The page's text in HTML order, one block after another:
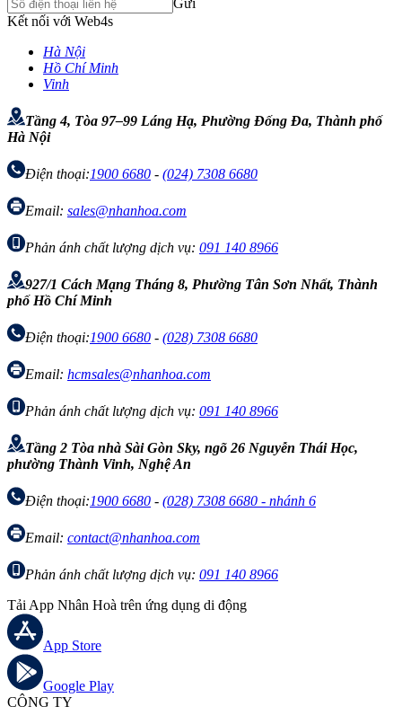
Gửi
Kết nối với Web4s
Hà Nội
Hồ Chí Minh
Vinh
Tầng 4, Tòa 97–99 Láng Hạ, Phường Đống Đa, Thành phố
Hà Nội
Điện thoại:1900 6680 - (024) 7308 6680
Email: sales@nhanhoa.com
Phản ánh chất lượng dịch vụ: 091 140 8966
927/1 Cách Mạng Tháng 8, Phường Tân Sơn Nhất, Thành
phố Hồ Chí Minh
Điện thoại:1900 6680 - (028) 7308 6680
Email: hcmsales@nhanhoa.com
Phản ánh chất lượng dịch vụ: 091 140 8966
Tầng 2 Tòa nhà Sài Gòn Sky, ngõ 26 Nguyễn Thái Học,
phường Thành Vinh, Nghệ An
Điện thoại:1900 6680 - (028) 7308 6680 - nhánh 6
Email: contact@nhanhoa.com
Phản ánh chất lượng dịch vụ: 091 140 8966
Tải App Nhân Hoà trên ứng dụng di động
App Store
Google Play
CÔNG TY